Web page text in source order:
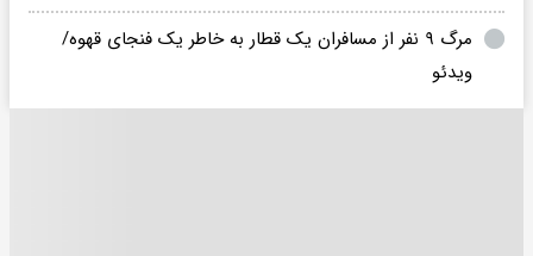
مرگ ۹ نفر از مسافران یک قطار به خاطر یک فنجای قهوه/
ویدئو